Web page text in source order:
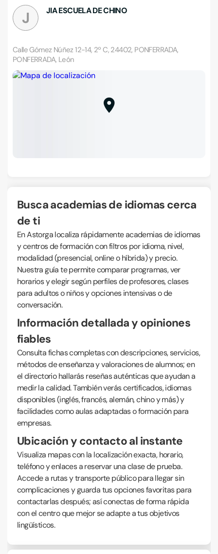
J JIA ESCUELA DE CHINO
Calle Gómez Núñez 12-14, 2º C, 24402, PONFERRADA,
PONFERRADA, León
Busca academias de idiomas cerca
de ti
En Astorga localiza rápidamente academias de idiomas
y centros de formación con filtros por idioma, nivel,
modalidad (presencial, online o híbrida) y precio.
Nuestra guía te permite comparar programas, ver
horarios y elegir según perfiles de profesores, clases
para adultos o niños y opciones intensivas o de
conversación.
Información detallada y opiniones
fiables
Consulta fichas completas con descripciones, servicios,
métodos de enseñanza y valoraciones de alumnos; en
el directorio hallarás reseñas auténticas que ayudan a
medir la calidad. También verás certificados, idiomas
disponibles (inglés, francés, alemán, chino y más) y
facilidades como aulas adaptadas o formación para
empresas.
Ubicación y contacto al instante
Visualiza mapas con la localización exacta, horario,
teléfono y enlaces a reservar una clase de prueba.
Accede a rutas y transporte público para llegar sin
complicaciones y guarda tus opciones favoritas para
contactarlas después; así conectas de forma rápida
con el centro que mejor se adapte a tus objetivos
lingüísticos.